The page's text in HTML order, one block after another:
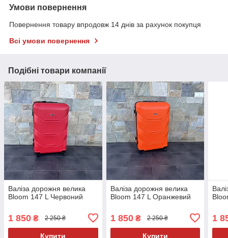
Умови повернення
Повернення товару впродовж 14 днів за рахунок покупця
Всі умови повернення
Подібні товари компанії
Валіза дорожня велика
Bloom 147 L Червоний
1 850 ₴ 2 250 ₴
Купити
Валіза дорожня велика
Bloom 147 L Оранжевий
1 850₴ 2 250 ₴
Купити
1